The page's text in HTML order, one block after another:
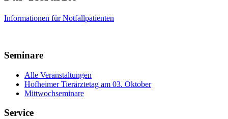
Informationen für Notfallpatienten
Seminare
Alle Veranstaltungen
Hofheimer Tierärztetag am 03. Oktober
Mittwochseminare
Service